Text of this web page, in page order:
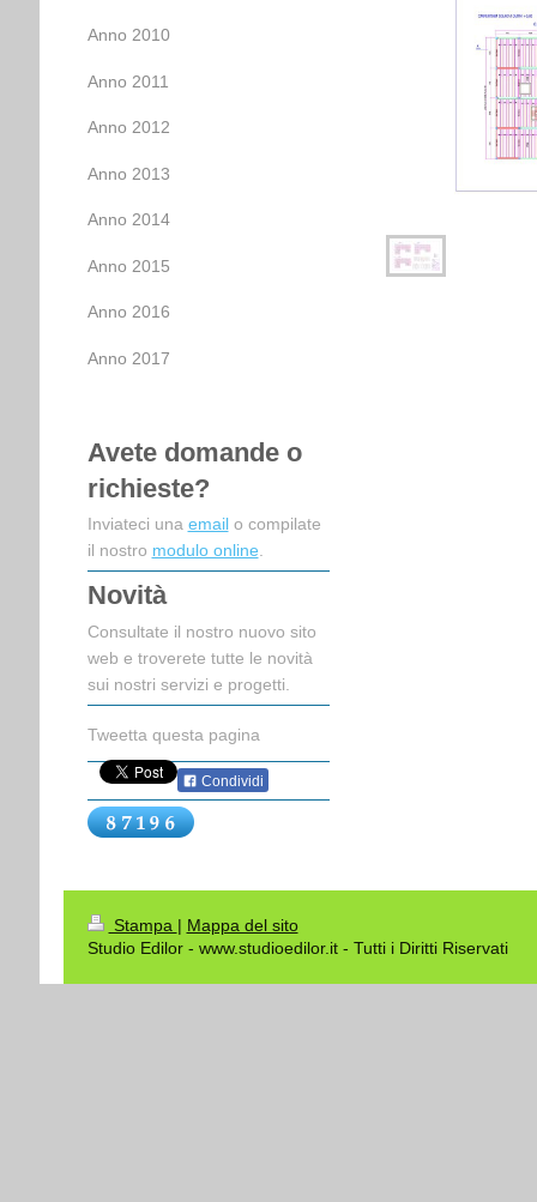
Anno 2010
Anno 2011
Anno 2012
Anno 2013
Anno 2014
Anno 2015
Anno 2016
Anno 2017
Avete domande o
richieste?
Inviateci una emailo compilate
il nostro modulo online
Novità
Consultate il nostro nuovo sito
web e troverete tutte le novità
sui nostri servizi e progetti.
Tweetta questa pagina
Condividi
Stampa | Mappa del sito
Studio Edilor - www.studioedilor.it - Tutti i Diritti Riservati